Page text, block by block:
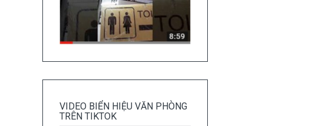
VIDEO BIỂN HIỆU VĂN PHÒNG
TRÊN TIKTOK